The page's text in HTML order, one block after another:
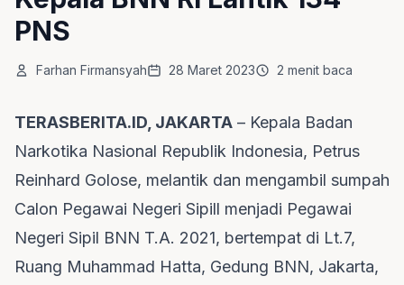
PNS
Farhan Firmansyah 28 Maret 2023 2 menit baca
TERASBERITA.ID, JAKARTA – Kepala Badan
Narkotika Nasional Republik Indonesia, Petrus
Reinhard Golose, melantik dan mengambil sumpah
Calon Pegawai Negeri Sipill menjadi Pegawai
Negeri Sipil BNN T.A. 2021, bertempat di Lt.7,
Ruang Muhammad Hatta, Gedung BNN, Jakarta,